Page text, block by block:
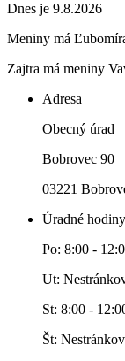
Dnes je 9.8.2026
Meniny má
Zajtra má meniny
Adresa
Obecný úrad
Bobrovec 90
03221
Úradné hodiny
Po: 8:00 -
Ut:
St: 8:00 -
Št: